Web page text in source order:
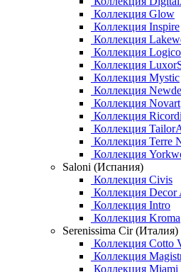
Коллекция Glow
Коллекция Inspire
Коллекция
Коллекция Logico
Коллекция
Коллекция Mystic
Коллекция
Коллекция Novart
Коллекция Ricordi
Коллекция
Коллекция Terre
Коллекция
Saloni (Испания)
Коллекция Civis
Коллекция Decor
Коллекция Intro
Коллекция Kroma
Serenissima Cir (Италия)
Коллекция Cotto
Коллекция
Коллекция Miami